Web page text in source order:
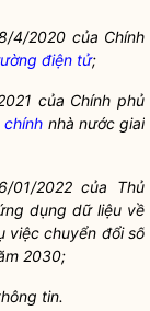
4/2020 của Chính
điện tử;
của Chính phủ
chính nhà nướcgiai
01/2022 của Thủ
dụng dữ liệu về
việc chuyển đổi số
2030;
tin.